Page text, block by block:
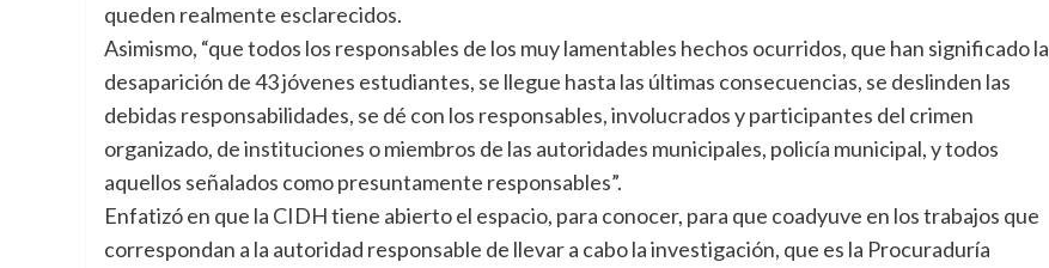
queden realmente esclarecidos.
Asimismo, “que todos los responsables de los muy lamentables hechos ocurridos, que han significado la
desaparición de 43 jóvenes estudiantes, se llegue hasta las últimas consecuencias, se deslinden las
debidas responsabilidades, se dé con los responsables, involucrados y participantes del crimen
organizado, de instituciones o miembros de las autoridades municipales, policía municipal, y todos
aquellos señalados como presuntamente responsables”.
Enfatizó en que la CIDH tiene abierto el espacio, para conocer, para que coadyuve en los trabajos que
correspondan a la autoridad responsable de llevar a cabo la investigación, que es la Procuraduría